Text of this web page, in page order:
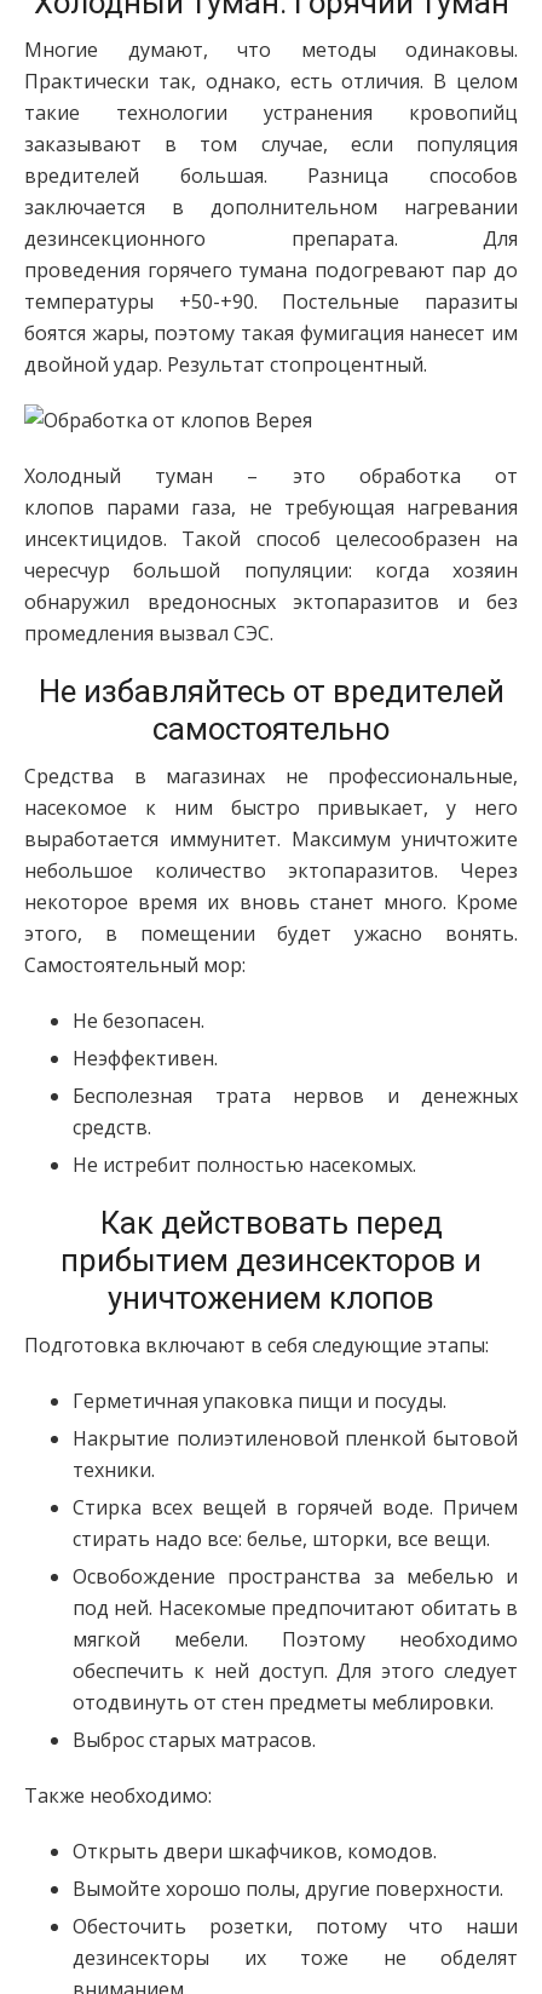
Многие думают, что методы одинаковы.
Практически так, однако, есть отличия. В целом
такие технологии устранения кровопийц
заказывают в том случае, если популяция
вредителей большая. Разница способов
заключается в дополнительном нагревании
дезинсекционного препарата. Для
проведения горячего тумана подогревают пар до
температуры +50-+90. Постельные паразиты
боятся жары, поэтому такая фумигация нанесет им
двойной удар. Результат стопроцентный.
Холодный туман – это обработка от
клопов парами газа, не требующая нагревания
инсектицидов. Такой способ целесообразен на
чересчур большой популяции: когда хозяин
обнаружил вредоносных эктопаразитов и без
промедления вызвал СЭС.
Не избавляйтесь от вредителей
самостоятельно
Средства в магазинах не профессиональные,
насекомое к ним быстро привыкает, у него
выработается иммунитет. Максимум уничтожите
небольшое количество эктопаразитов. Через
некоторое время их вновь станет много. Кроме
этого, в помещении будет ужасно вонять.
Самостоятельный мор:
Не безопасен.
Неэффективен.
Бесполезная трата нервов и денежных
средств.
Не истребит полностью насекомых.
Как действовать перед
прибытием дезинсекторов и
уничтожением клопов
Подготовка включают в себя следующие этапы:
Герметичная упаковка пищи и посуды.
Накрытие полиэтиленовой пленкой бытовой
техники.
Стирка всех вещей в горячей воде. Причем
стирать надо все: белье, шторки, все вещи.
Освобождение пространства за мебелью и
под ней. Насекомые предпочитают обитать в
мягкой мебели. Поэтому необходимо
обеспечить к ней доступ. Для этого следует
отодвинуть от стен предметы меблировки.
Выброс старых матрасов.
Также необходимо:
Открыть двери шкафчиков, комодов.
Вымойте хорошо полы, другие поверхности.
Обесточить розетки, потому что наши
дезинсекторы их тоже не обделят